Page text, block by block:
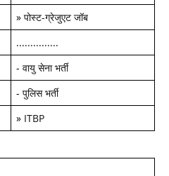
» पोस्ट-ग्रेजुएट जॉब
...............
- वायु सेना भर्ती
- पुलिस भर्ती
» ITBP